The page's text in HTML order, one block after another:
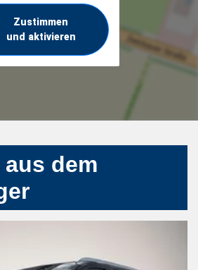
Zustimmen
und aktivieren
dem